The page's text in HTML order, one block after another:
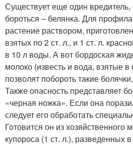
Существует еще один вредитель,
бороться – белянка. Для
растение раствором,
взятых по 2 ст. л., и 1 ст. л.
в 10 л воды. А вот бордоская
молоко (известь и вода, взятые
позволят побороть такие
Также опасность представляет
«черная ножка». Если она
следует его обработать
Готовится он из хозяйственного
купороса (1 ст. л.), разведенных